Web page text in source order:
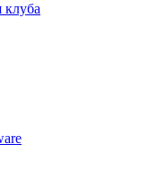
клуба